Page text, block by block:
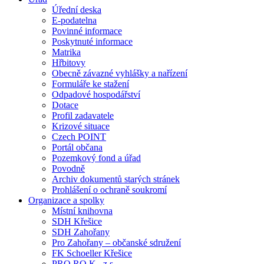
Úřední deska
E-podatelna
Povinné informace
Poskytnuté informace
Matrika
Hřbitovy
Obecně závazné vyhlášky a nařízení
Formuláře ke stažení
Odpadové hospodářství
Dotace
Profil zadavatele
Krizové situace
Czech POINT
Portál občana
Pozemkový fond a úřad
Povodně
Archiv dokumentů starých stránek
Prohlášení o ochraně soukromí
Organizace a spolky
Místní knihovna
SDH Křešice
SDH Zahořany
Pro Zahořany – občanské sdružení
FK Schoeller Křešice